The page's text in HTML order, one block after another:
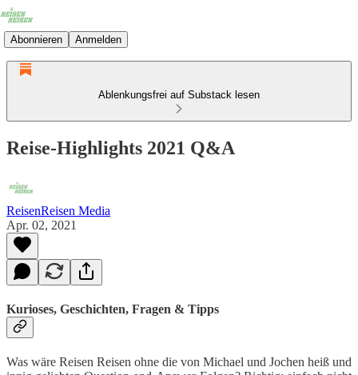
Abonnieren Anmelden
Ablenkungsfrei auf Substack lesen
Reise-Highlights 2021 Q&A
ReisenReisen Media
Apr. 02, 2021
Kurioses, Geschichten, Fragen & Tipps
Was wäre Reisen Reisen ohne die von Michael und Jochen heiß und